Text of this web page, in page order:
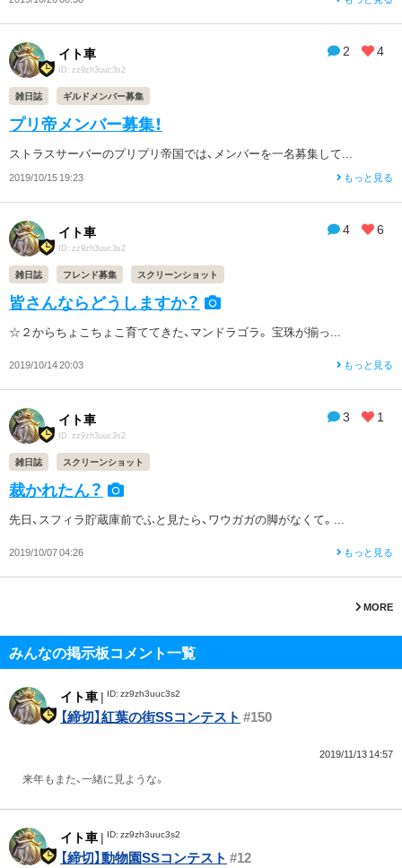
2 4
イト車
ID: zz9zh3uuc3s2
雑日誌 ギルドメンバー募集
プリ帝メンバー募集！
ストラスサーバーのプリプリ帝国では、メンバーを一名募集して...
2019/10/15 19:23 もっと見る
4 6
イト車
ID: zz9zh3uuc3s2
雑日誌 フレンド募集 スクリーンショット
皆さんならどうしますか？
☆２からちょこちょこ育ててきた、マンドラゴラ。 宝珠が揃っ...
2019/10/14 20:03 もっと見る
3 1
イト車
ID: zz9zh3uuc3s2
雑日誌 スクリーンショット
裁かれたん？
先日、スフィラ貯蔵庫前でふと見たら、ワウガガの脚がなくて。...
2019/10/07 04:26 もっと見る
MORE
みんなの掲示板コメント一覧
イト車 | ID: zz9zh3uuc3s2
【締切】紅葉の街SSコンテスト #150
2019/11/13 14:57
来年もまた、一緒に見ような。
イト車 | ID: zz9zh3uuc3s2
【締切】動物園SSコンテスト #12